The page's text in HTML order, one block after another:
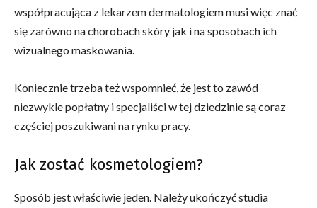
współpracująca z lekarzem dermatologiem musi więc znać
się zarówno na chorobach skóry jak i na sposobach ich
wizualnego maskowania.
Koniecznie trzeba też wspomnieć, że jest to zawód
niezwykle popłatny i specjaliści w tej dziedzinie są coraz
częściej poszukiwani na rynku pracy.
Jak zostać kosmetologiem?
Sposób jest właściwie jeden. Należy ukończyć studia